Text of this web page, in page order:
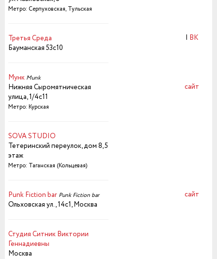
Метро: Серпуховская, Тульская
Третья Среда
Бауманская 53с10
| ВК
Мунк Munk
Нижняя Сыромятническая
улица, 1/4с11
Метро: Курская
сайт
SOVA STUDIO
Тетеринский переулок, дом 8, 5
этаж
Метро: Таганская (Кольцевая)
Punk Fiction bar Punk Fiction bar
Ольховская ул., 14с1, Москва
сайт
Студия Ситник Виктории
Геннадиевны
Москва